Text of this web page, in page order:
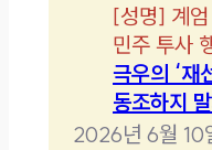
[성명] 계
민주 투사
극우의 ‘재
동조하지
2026년 6월 10